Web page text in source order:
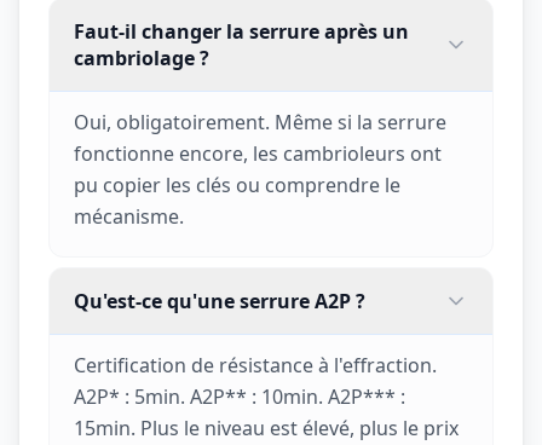
Faut-il changer la serrure après un
cambriolage ?
Oui, obligatoirement. Même si la serrure
fonctionne encore, les cambrioleurs ont
pu copier les clés ou comprendre le
mécanisme.
Qu'est-ce qu'une serrure A2P ?
Certification de résistance à l'effraction.
A2P* : 5min. A2P** : 10min. A2P*** :
15min. Plus le niveau est élevé, plus le prix